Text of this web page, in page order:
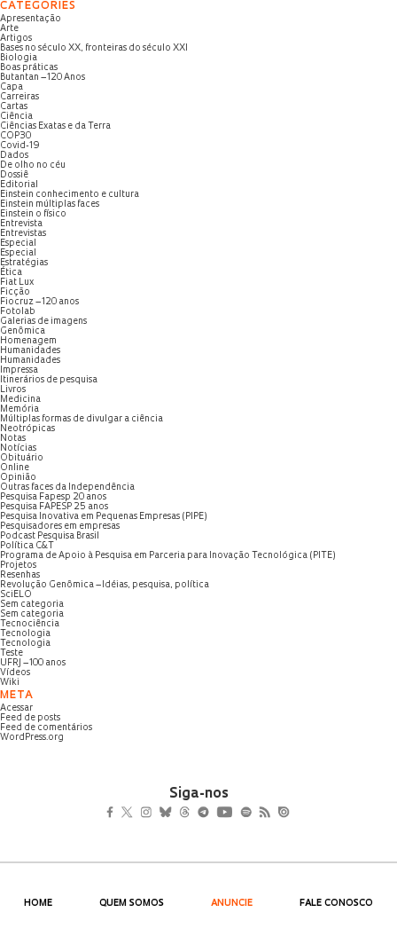
CATEGORIES
Apresentação
Arte
Artigos
Bases no século XX, fronteiras do século XXI
Biologia
Boas práticas
Butantan – 120 Anos
Capa
Carreiras
Cartas
Ciência
Ciências Exatas e da Terra
COP30
Covid-19
Dados
De olho no céu
Dossiê
Editorial
Einstein conhecimento e cultura
Einstein múltiplas faces
Einstein o físico
Entrevista
Entrevistas
Especial
Especial
Estratégias
Ética
Fiat Lux
Ficção
Fiocruz – 120 anos
Fotolab
Galerias de imagens
Genômica
Homenagem
Humanidades
Humanidades
Impressa
Itinerários de pesquisa
Livros
Medicina
Memória
Múltiplas formas de divulgar a ciência
Neotrópicas
Notas
Notícias
Obituário
Online
Opinião
Outras faces da Independência
Pesquisa Fapesp 20 anos
Pesquisa FAPESP 25 anos
Pesquisa Inovativa em Pequenas Empresas (PIPE)
Pesquisadores em empresas
Podcast Pesquisa Brasil
Política C&T
Programa de Apoio à Pesquisa em Parceria para Inovação Tecnológica (PITE)
Projetos
Resenhas
Revolução Genômica – Idéias, pesquisa, política
SciELO
Sem categoria
Sem categoria
Tecnociência
Tecnologia
Tecnologia
Teste
UFRJ – 100 anos
Vídeos
Wiki
META
Acessar
Feed de posts
Feed de comentários
WordPress.org
Siga-nos
HOME QUEM SOMOS ANUNCIE FALE CONOSCO